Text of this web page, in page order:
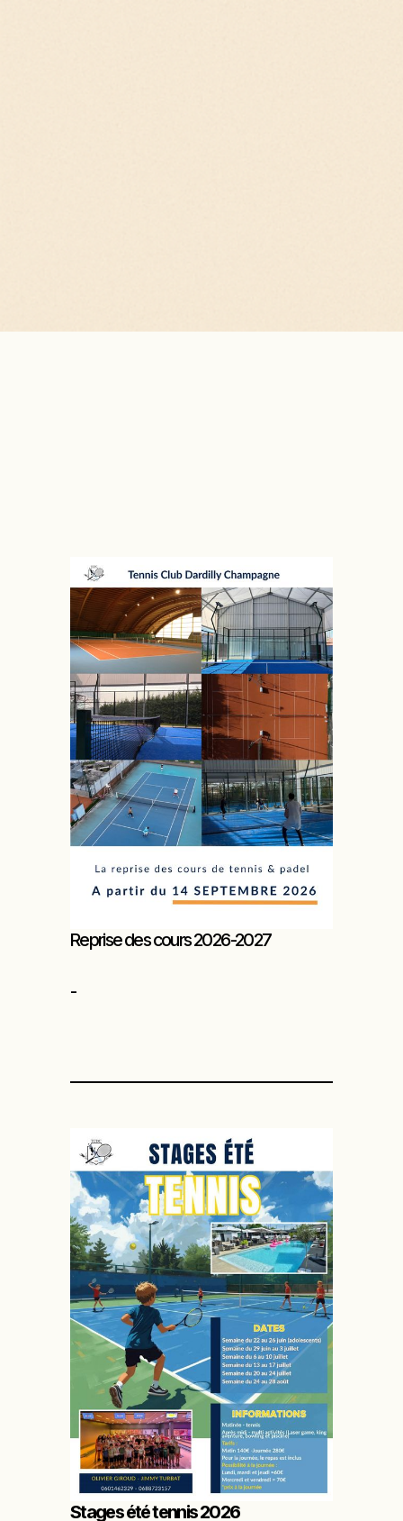
Reprise des cours 2026-2027
-
Stages été tennis 2026